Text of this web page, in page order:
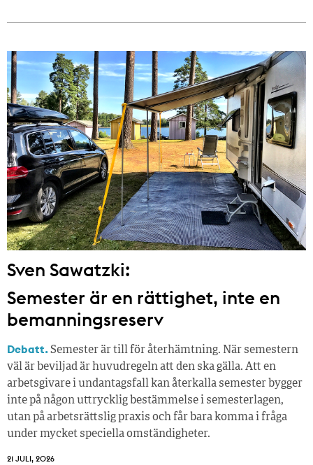
Sven Sawatzki:
Semester är en rättighet, inte en
bemanningsreserv
Debatt.Semester är till för återhämtning. När semestern
väl är beviljad är huvudregeln att den ska gälla. Att en
arbetsgivare i undantagsfall kan återkalla semester bygger
inte på någon uttrycklig bestämmelse i semesterlagen,
utan på arbetsrättslig praxis och får bara komma i fråga
under mycket speciella omständigheter.
21 JULI, 2026